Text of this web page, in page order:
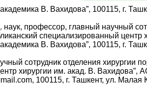
В. Вахидова”, 100115, г.
профессор, главный научный
специализированный центр
В. Вахидова”, 100115, г.
сотрудник отделения хирургии
хирургии им. акад. В. Вахидова”,
100115, г. Ташкент, ул.